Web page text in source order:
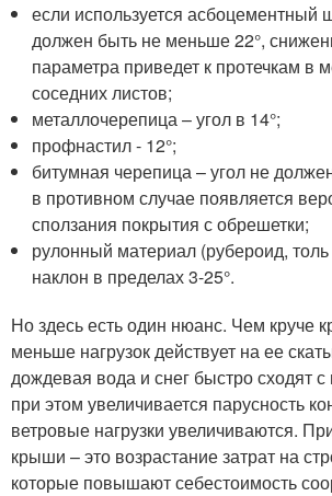
если используется асбоцементный
должен быть не меньше 22°,
параметра приведет к протечкам в
соседних листов;
металлочерепица – угол в 14°;
профнастил - 12°;
битумная черепица – угол не
в противном случае появляется
сползания покрытия с обрешетки;
рулонный материал (рубероид,
наклон в пределах 3-25°.
Но здесь есть один нюанс. Чем круче
меньше нагрузок действует на ее
дождевая вода и снег быстро сходят
при этом увеличивается парусность
ветровые нагрузки увеличиваются.
крыши – это возрастание затрат на
которые повышают себестоимость